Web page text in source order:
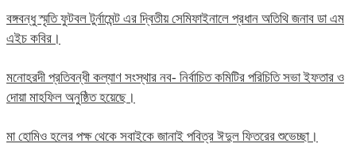
বঙ্গবন্ধু স্মৃতি ফুটবল টুর্নামেন্ট এর দ্বিতীয় সেমিফাইনালে প্রধান অতিথি জনাব ডা এম
এইচ কবির।
মনোহরদী প্রতিবন্ধী কল্যাণ সংস্থার নব- নির্বাচিত কমিটির পরিচিতি সভা ইফতার ও
দোয়া মাহফিল অনুষ্ঠিত হয়েছে।
মা হোমিও হলের পক্ষ থেকে সবাইকে জানাই পবিত্র ঈদুল ফিতরের শুভেচ্ছা।